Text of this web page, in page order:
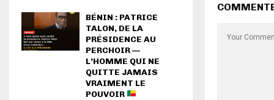
BÉNIN : PATRICE
TALON, DE LA
PRÉSIDENCE AU
PERCHOIR —
L’HOMME QUI NE
QUITTE JAMAIS
VRAIMENT LE
POUVOIR